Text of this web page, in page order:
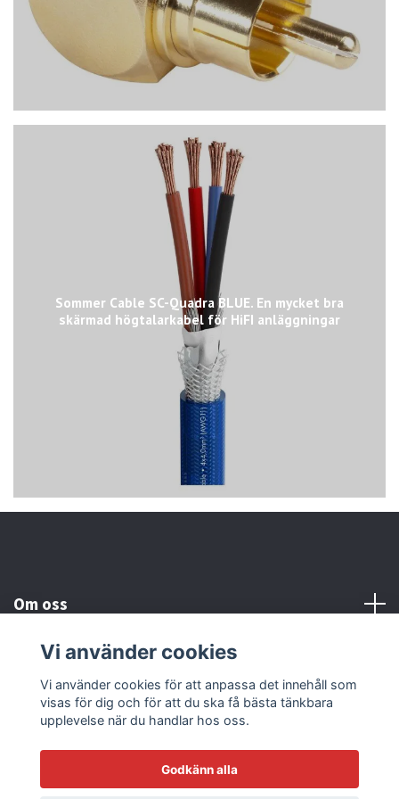
Sommer Cable SC-Quadra BLUE. En mycket bra
skärmad högtalarkabel för HiFI anläggningar
Om oss
Kundtjänst
Läs mer
Vi använder cookies
Vi använder cookies för att anpassa det innehåll som
visas för dig och för att du ska få bästa tänkbara
upplevelse när du handlar hos oss.
Godkänn alla